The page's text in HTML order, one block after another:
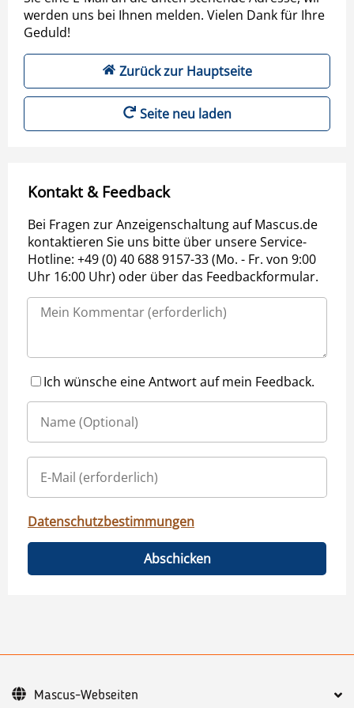
werden uns bei Ihnen melden. Vielen Dank für Ihre
Geduld!
Zurück zur Hauptseite
Seite neu laden
Kontakt & Feedback
Bei Fragen zur Anzeigenschaltung auf Mascus.de
kontaktieren Sie uns bitte über unsere Service-
Hotline: +49 (0) 40 688 9157-33 (Mo. - Fr. von 9:00
Uhr 16:00 Uhr) oder über das Feedbackformular.
Ich wünsche eine Antwort auf mein Feedback.
Datenschutzbestimmungen
Abschicken
Mascus-Webseiten